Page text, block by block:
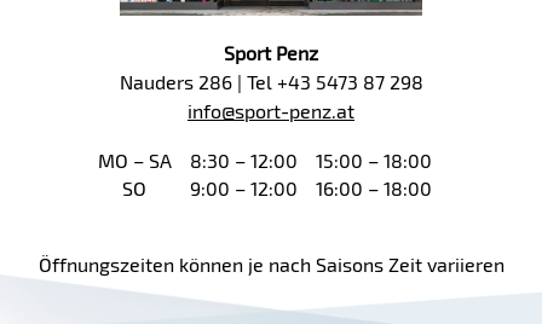
Sport Penz
Nauders 286 | Tel +43 5473 87 298
info@sport-penz.at
MO – SA 8:30 – 12:00
15:00 – 18:00
SO
9:00 – 12:00 16:00 – 18:00
Öffnungszeiten können je nach Saisons Zeit variieren